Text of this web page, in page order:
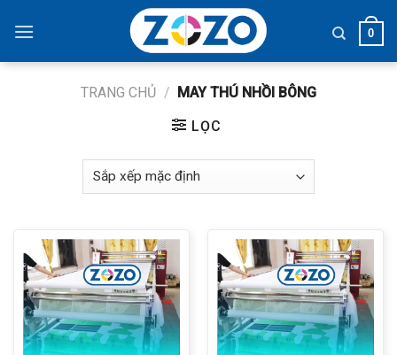
0
TRANG CHỦ / MAY THÚ NHỒI BÔNG
LỌC